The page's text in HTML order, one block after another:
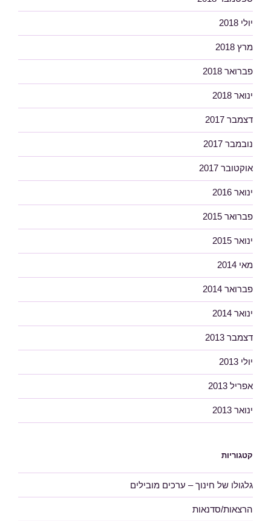
יולי 2018
מרץ 2018
פברואר 2018
ינואר 2018
דצמבר 2017
נובמבר 2017
אוקטובר 2017
ינואר 2016
פברואר 2015
ינואר 2015
מאי 2014
פברואר 2014
ינואר 2014
דצמבר 2013
יולי 2013
אפריל 2013
ינואר 2013
קטגוריות
גלגולו של חינוך – ערכים מובילים
הרצאות/סדנאות